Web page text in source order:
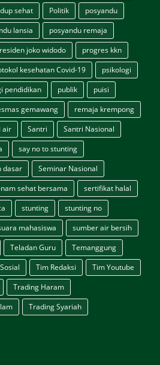
sehat Politik
posyandu
lansia
posyandu remaja
joko widodo
progres kkn
kesehatan Covid-19
psikologi
pendidikan publik
puisi
gemawang
remaja krempong
air Santri
Santri Nasional
say no to stunting
dasar
Seminar Nasional
sehat bersama
sertifikat halal
stunting
stunting no
mahasiswa
sumber air bersih
Teladan Guru
Temanggung
Tim Redaksi
Tim Youtube
Trading Haram
Trading Syariah